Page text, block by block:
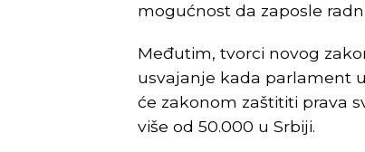
mogućnost da zaposle
Međutim, tvorci novog
usvajanje kada parlament
će zakonom zaštititi prava
više od 50.000 u Srbiji.